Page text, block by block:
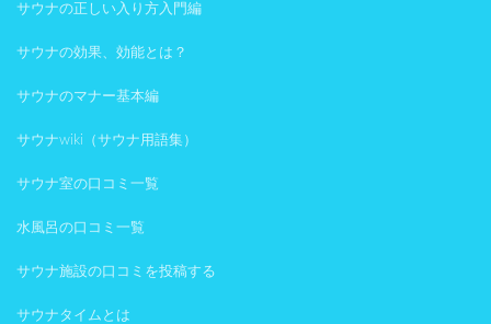
サウナの正しい入り方入門編
サウナの効果、効能とは？
サウナのマナー基本編
サウナwiki（サウナ用語集）
サウナ室の口コミ一覧
水風呂の口コミ一覧
サウナ施設の口コミを投稿する
サウナタイムとは